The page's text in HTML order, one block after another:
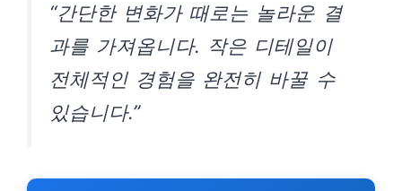
“간단한 변화가 때로는 놀라운 결
과를 가져옵니다. 작은 디테일이
전체적인 경험을 완전히 바꿀 수
있습니다.”